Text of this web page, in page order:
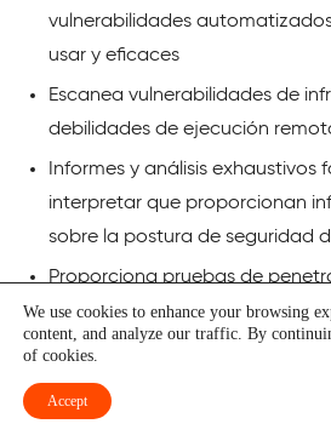
vulnerabilidades
usar y eficaces
Escanea vulnerabilidades de
debilidades de ejecución
Informes y análisis exhaustivos
interpretar que proporcionan
sobre la postura de seguridad
Proporciona pruebas de
continuas
Se integra perfectamente con
Vanta, Google Cloud, Slack
We use cookies to enhance your browsing
content, and analyze our traffic. By
of cookies.
Accept